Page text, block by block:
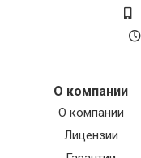
О компании
О компании
Лицензии